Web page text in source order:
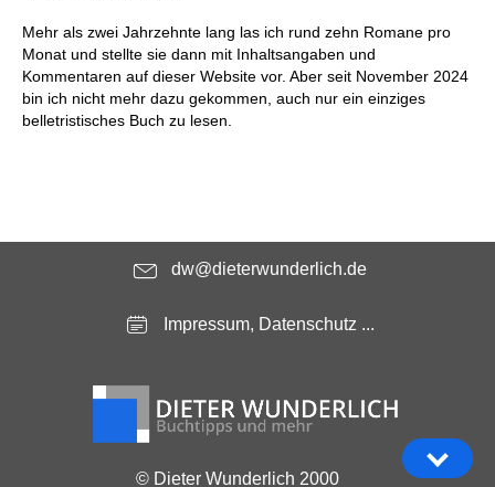
Mehr als zwei Jahrzehnte lang las ich rund zehn Romane pro
Monat und stellte sie dann mit Inhaltsangaben und
Kommentaren auf dieser Website vor. Aber seit November 2024
bin ich nicht mehr dazu gekommen, auch nur ein einziges
belletristisches Buch zu lesen.
dw@dieterwunderlich.de
Impressum, Datenschutz ...
© Dieter Wunderlich 2000